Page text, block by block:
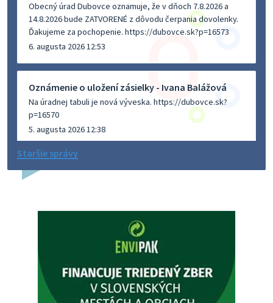
Obecný úrad Dubovce oznamuje, že v dňoch 7.8.2026 a
14.8.2026 bude ZATVORENÉ z dôvodu čerpania dovolenky.
Ďakujeme za pochopenie. https://dubovce.sk?p=16573
6. augusta 2026 12:53
Oznámenie o uložení zásielky - Ivana Balážová
Na úradnej tabuli je nová výveska. https://dubovce.sk?
p=16570
5. augusta 2026 12:38
Dovolenka - MUDr. Marián Sivoň
budeZATVORENÁ z dôvodu čerpania dovolenky. Akútne
prípady bude riešiť MUDr.Fisch…
Zajtrajší zvoz odpadu
Vážený občan, zajtra 5. 8. sa bude zvážať komunálny odpad.
Staršie správy